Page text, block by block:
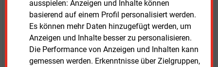
ausspielen: Anzeigen und Inhalte können
basierend auf einem Profil personalisiert werden.
Es können mehr Daten hinzugefügt werden, um
Anzeigen und Inhalte besser zu personalisieren.
Die Performance von Anzeigen und Inhalten kann
gemessen werden. Erkenntnisse über Zielgruppen,
Zugang auf stündlich aktualisierte Nachrichten mit
Prognose- und Marktdaten
+ einmal täglich E&M daily
+ zwei Ausgaben der Zeitung E&M
ohne automatische Verlängerung